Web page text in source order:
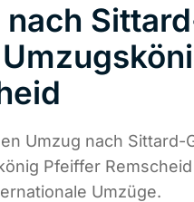
Umzug nach
Pfeiffer
Umzüge.